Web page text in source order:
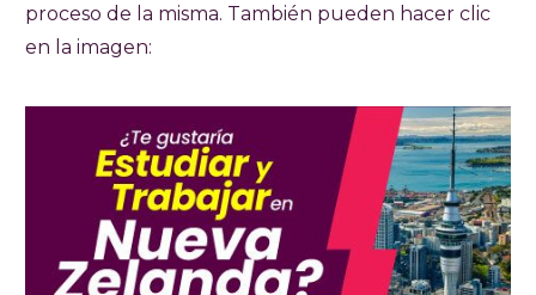
proceso de la misma. También pueden hacer clic
en la imagen: